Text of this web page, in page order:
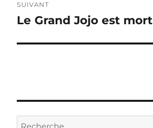
SUIVANT
Publication
Le Grand Jojo est mort
Recherche